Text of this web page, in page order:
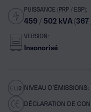
PUISSANCE (PRP / ESP):
459 / 502 kVA (367
VERSION:
Insonorisé
NIVEAU D’ÉMISSIONS:
DÉCLARATION DE